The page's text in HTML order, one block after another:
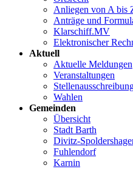
Anliegen von A bis
Anträge und
Klarschiff.MV
Elektronischer
Aktuell
Aktuelle Meldungen
Veranstaltungen
Wahlen
Gemeinden
Übersicht
Stadt Barth
Divitz-
Fuhlendorf
Karnin